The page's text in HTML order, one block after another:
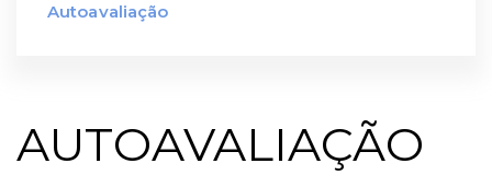
AUTOAVALIAÇÃO
Autoavaliação